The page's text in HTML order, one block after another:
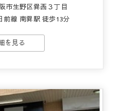
市生野区巽西３丁目
前線 南巽駅 徒歩13分
を見る